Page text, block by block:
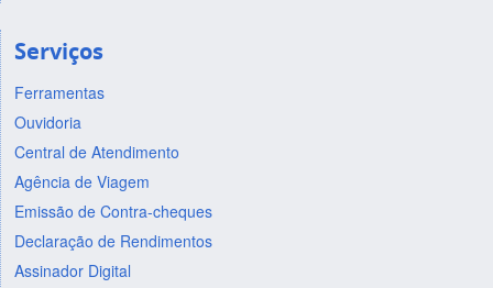
Serviços
Ferramentas
Ouvidoria
Central de Atendimento
Agência de Viagem
Emissão de Contra-cheques
Declaração de Rendimentos
Assinador Digital